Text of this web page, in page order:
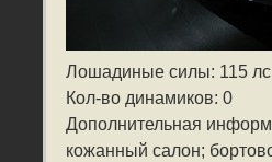
Лошадиные силы: 115
Кол-во динамиков: 0
Дополнительная
кожанный салон;